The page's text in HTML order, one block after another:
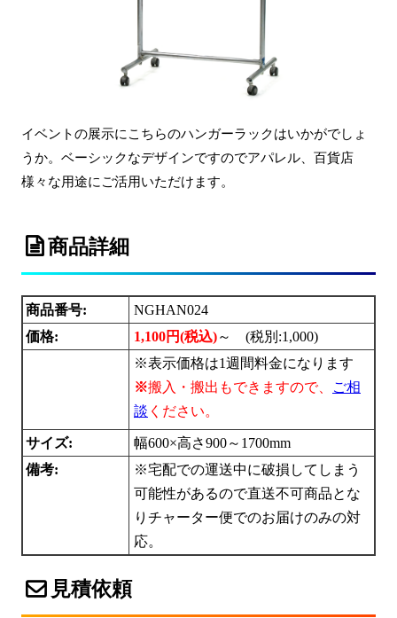
イベントの展示にこちらのハンガーラックはいかがでしょ
うか。ベーシックなデザインですのでアパレル、百貨店
様々な用途にご活用いただけます。
商品詳細
商品番号:
NGHAN024
価格:
1,100円(税込)～ (税別:1,000)
※表示価格は1週間料金になります
※搬入・搬出もできますので、
ご相
談 ください。
サイズ:
幅600×高さ900～1700mm
備考:
※宅配での運送中に破損してしまう
可能性があるので直送不可商品とな
りチャーター便でのお届けのみの対
応。
見積依頼